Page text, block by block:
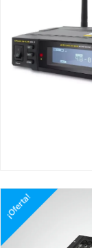
¡Oferta!